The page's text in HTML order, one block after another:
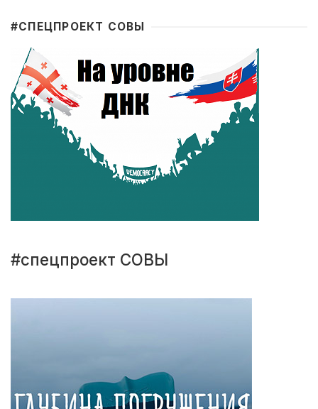
#CПЕЦПРОЕКТ СОВЫ
#спецпроект СОВЫ